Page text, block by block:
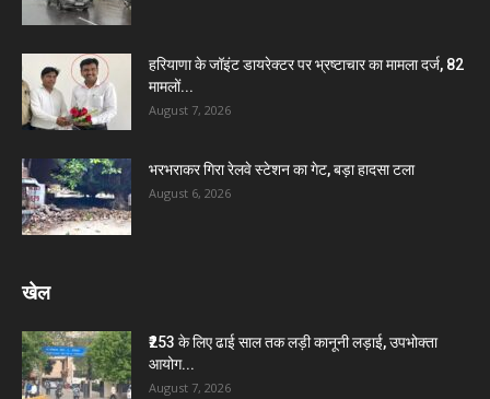
हरियाणा के जॉइंट डायरेक्टर पर भ्रष्टाचार का मामला दर्ज, 82
मामलों...
August 7, 2026
भरभराकर गिरा रेलवे स्टेशन का गेट, बड़ा हादसा टला
August 6, 2026
खेल
₹253 के लिए ढाई साल तक लड़ी कानूनी लड़ाई, उपभोक्ता
आयोग...
August 7, 2026